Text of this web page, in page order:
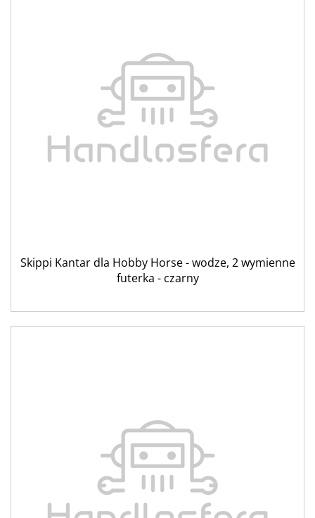
Skippi Kantar dla Hobby Horse - wodze, 2 wymienne
futerka - czarny